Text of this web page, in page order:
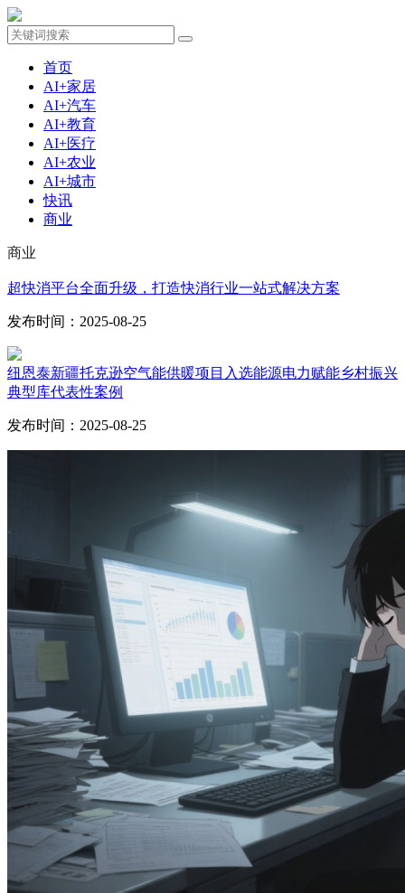
首页
AI+家居
AI+汽车
AI+教育
AI+医疗
AI+农业
AI+城市
快讯
商业
商业
超快消平台全面升级，打造快消行业一站式解决方案
发布时间：2025-08-25
纽恩泰新疆托克逊空气能供暖项目入选能源电力赋能乡村振兴
典型库代表性案例
发布时间：2025-08-25